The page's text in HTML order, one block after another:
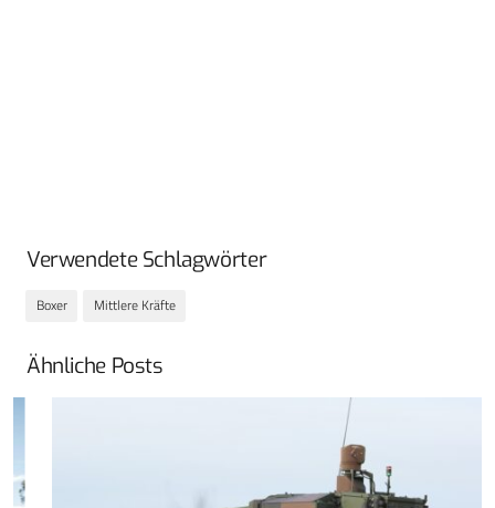
Verwendete Schlagwörter
Boxer Mittlere Kräfte
Ähnliche Posts